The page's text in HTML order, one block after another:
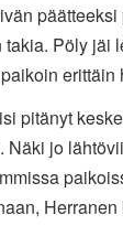
takia. Pöly jäi
erittäin
pitänyt
Näki jo
Herranen